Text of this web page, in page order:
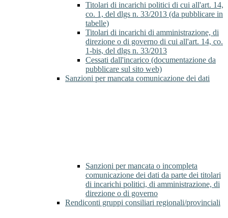
Titolari di incarichi politici di cui all'art. 14,
co. 1, del dlgs n. 33/2013 (da pubblicare in
tabelle)
Titolari di incarichi di amministrazione, di
direzione o di governo di cui all'art. 14, co.
1-bis, del dlgs n. 33/2013
Cessati dall'incarico (documentazione da
pubblicare sul sito web)
Sanzioni per mancata comunicazione dei dati
Sanzioni per mancata o incompleta
comunicazione dei dati da parte dei titolari
di incarichi politici, di amministrazione, di
direzione o di governo
Rendiconti gruppi consiliari regionali/provinciali